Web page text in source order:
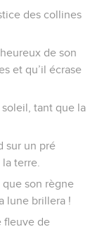
des collines
de son
et qu’il écrase
tant que la
sur un pré
terre.
que son règne
lune brillera !
fleuve de